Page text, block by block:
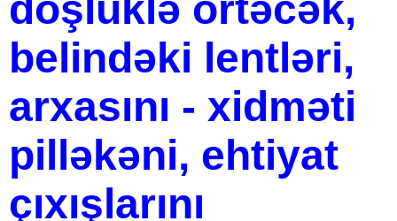
döşlüklə örtəcək,
belindəki lentləri,
arxasını - xidməti
pilləkəni, ehtiyat
çıxışlarını